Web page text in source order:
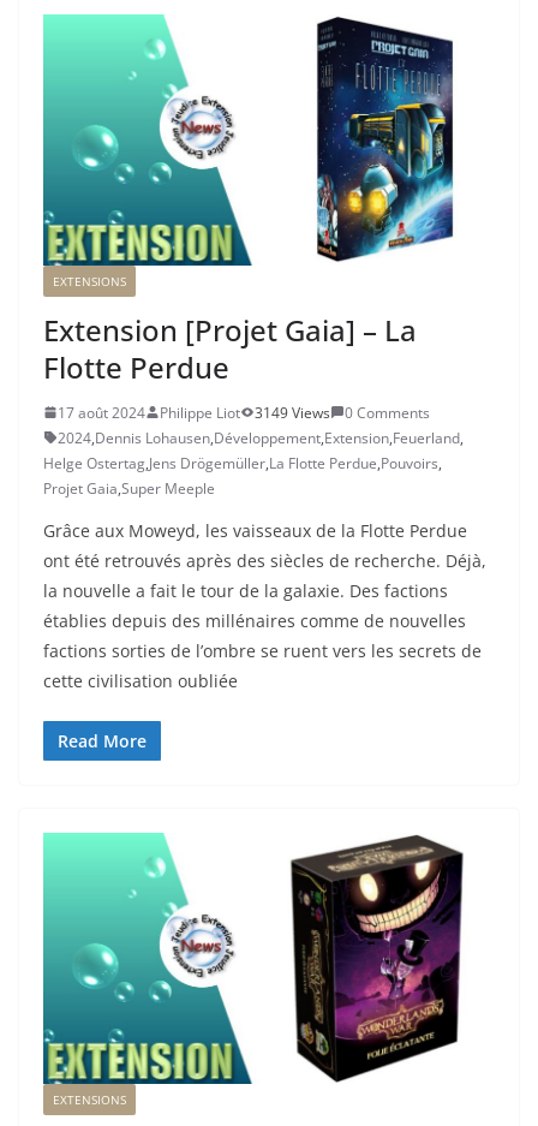
EXTENSIONS
Extension [Projet Gaia] – La
Flotte Perdue
17 août 2024 Philippe Liot 3149 Views
0 Comments
2024,Dennis Lohausen,Développement,Extension,Feuerland,
Helge Ostertag,Jens Drögemüller,La Flotte Perdue,Pouvoirs,
Projet Gaia,Super Meeple
Grâce aux Moweyd, les vaisseaux de la Flotte Perdue
ont été retrouvés après des siècles de recherche. Déjà,
la nouvelle a fait le tour de la galaxie. Des factions
établies depuis des millénaires comme de nouvelles
factions sorties de l’ombre se ruent vers les secrets de
cette civilisation oubliée
Read More
EXTENSIONS